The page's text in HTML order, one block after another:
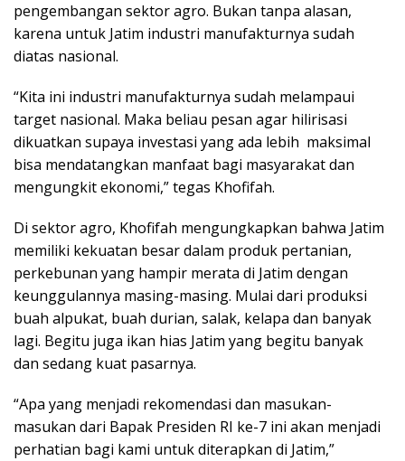
pengembangan sektor agro. Bukan tanpa alasan,
karena untuk Jatim industri manufakturnya sudah
diatas nasional.
“Kita ini industri manufakturnya sudah melampaui
target nasional. Maka beliau pesan agar hilirisasi
dikuatkan supaya investasi yang ada lebih maksimal
bisa mendatangkan manfaat bagi masyarakat dan
mengungkit ekonomi,” tegas Khofifah.
Di sektor agro, Khofifah mengungkapkan bahwa Jatim
memiliki kekuatan besar dalam produk pertanian,
perkebunan yang hampir merata di Jatim dengan
keunggulannya masing-masing. Mulai dari produksi
buah alpukat, buah durian, salak, kelapa dan banyak
lagi. Begitu juga ikan hias Jatim yang begitu banyak
dan sedang kuat pasarnya.
“Apa yang menjadi rekomendasi dan masukan-
masukan dari Bapak Presiden RI ke-7 ini akan menjadi
perhatian bagi kami untuk diterapkan di Jatim,”